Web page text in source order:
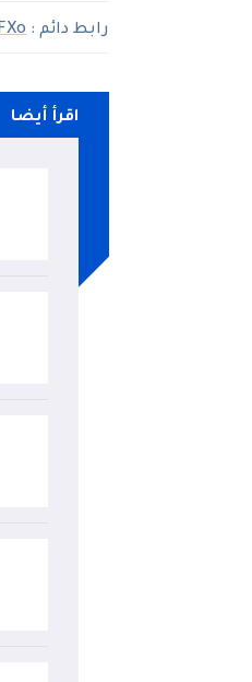
رابط دائم :
اقرأ أيضا